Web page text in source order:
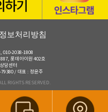
보처리방침
010-2038-1808
롯데아이원 402호
담센터
/ 대표 : 정윤주
RIGHTS RESERVED.